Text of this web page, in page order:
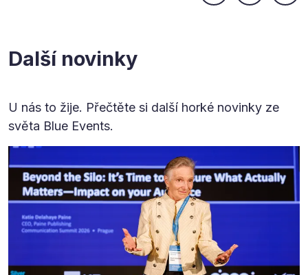
Další novinky
U nás to žije. Přečtěte si další horké novinky ze
světa Blue Events.